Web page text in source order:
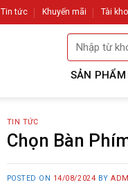
Tin tức Khuyến mãi Tài
Tìm
kiếm:
SẢN PHẨM
TIN TỨC
Chọn Bàn
POSTED ON 14/08/2024 BY